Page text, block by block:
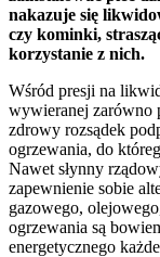
nakazuje się
czy kominki,
korzystanie z nich.
Wśród presji na
wywieranej zarówno
zdrowy rozsądek
ogrzewania, do
Nawet słynny
zapewnienie sobie
gazowego,
ogrzewania są
energetycznego